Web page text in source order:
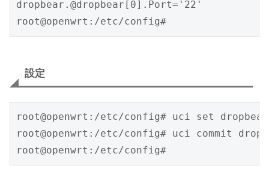
dropbear.@dropbear[0].Port='22'
root@openwrt:/etc/config#
設定
root@openwrt:/etc/config# uci set
root@openwrt:/etc/config# uci commit
root@openwrt:/etc/config#